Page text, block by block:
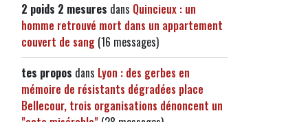
2 poids 2 mesures dans Quincieux : un
homme retrouvé mort dans un appartement
couvert de sang (16 messages)
tes propos dans Lyon : des gerbes en
mémoire de résistants dégradées place
Bellecour, trois organisations dénoncent un